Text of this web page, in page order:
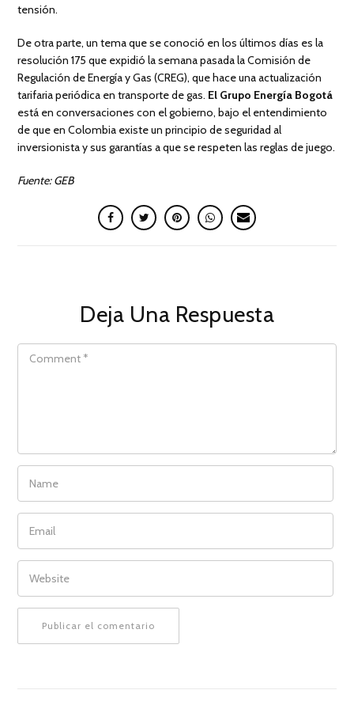
tensión.
De otra parte, un tema que se conoció en los últimos días es la
resolución 175 que expidió la semana pasada la Comisión de
Regulación de Energía y Gas (CREG), que hace una actualización
tarifaria periódica en transporte de gas. El Grupo Energía Bogotá
está en conversaciones con el gobierno, bajo el entendimiento
de que en Colombia existe un principio de seguridad al
inversionista y sus garantías a que se respeten las reglas de juego.
Fuente: GEB
Deja Una Respuesta
COMMENT
NAME
EMAIL
WEBSITE